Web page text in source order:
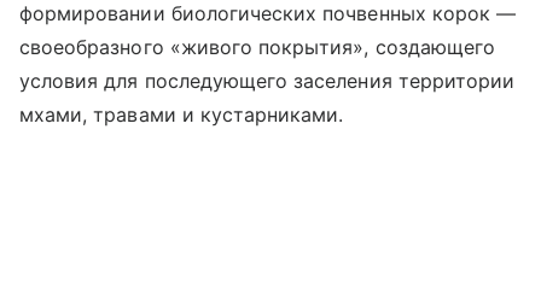
формировании биологических почвенных корок —
своеобразного «живого покрытия», создающего
условия для последующего заселения территории
мхами, травами и кустарниками.